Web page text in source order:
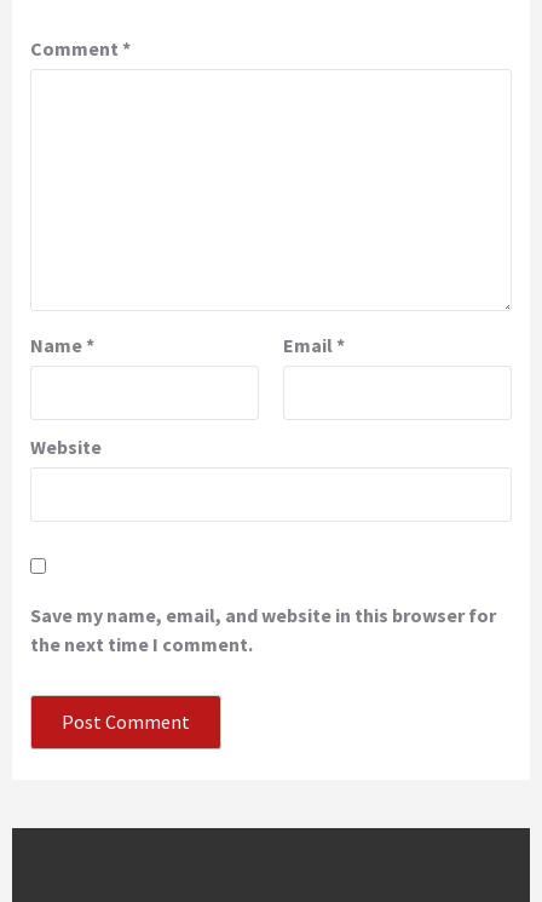
Comment *
Name* Email *
Website
Save my name, email, and website in this browser for
the next time I comment.